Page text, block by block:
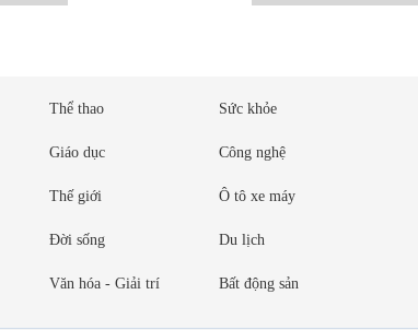
Thể thao
Giáo dục
Thế giới
Đời sống
Văn hóa - Giải trí
Sức khỏe
Công nghệ
Ô tô xe máy
Du lịch
Bất động sản